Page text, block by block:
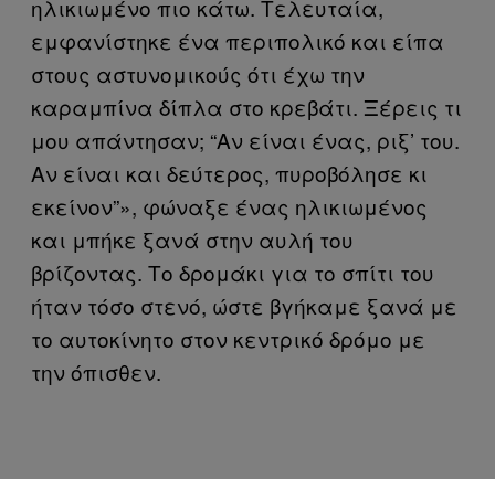
ηλικιωμένο πιο κάτω. Τελευταία,
εμφανίστηκε ένα περιπολικό και είπα
στους αστυνομικούς ότι έχω την
καραμπίνα δίπλα στο κρεβάτι. Ξέρεις τι
μου απάντησαν; “Αν είναι ένας, ριξ’ του.
Αν είναι και δεύτερος, πυροβόλησε κι
εκείνον”», φώναξε ένας ηλικιωμένος
και μπήκε ξανά στην αυλή του
βρίζοντας. Το δρομάκι για το σπίτι του
ήταν τόσο στενό, ώστε βγήκαμε ξανά με
το αυτοκίνητο στον κεντρικό δρόμο με
την όπισθεν.